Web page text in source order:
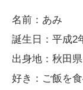
名前：あみ
誕生日：平成2
出身地：秋田県
好き：ご飯を